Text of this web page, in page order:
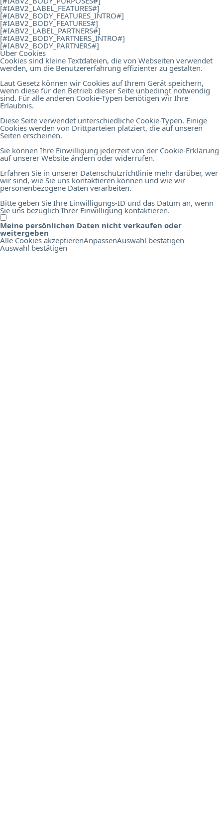
[#IABV2_LABEL_FEATURES#]
[#IABV2_BODY_FEATURES_INTRO#]
[#IABV2_BODY_FEATURES#]
[#IABV2_LABEL_PARTNERS#]
[#IABV2_BODY_PARTNERS_INTRO#]
[#IABV2_BODY_PARTNERS#]
Über Cookies
Cookies sind kleine Textdateien, die von Webseiten verwendet
werden, um die Benutzererfahrung effizienter zu gestalten.
Laut Gesetz können wir Cookies auf Ihrem Gerät speichern,
wenn diese für den Betrieb dieser Seite unbedingt notwendig
sind. Für alle anderen Cookie-Typen benötigen wir Ihre
Erlaubnis.
Diese Seite verwendet unterschiedliche Cookie-Typen. Einige
Cookies werden von Drittparteien platziert, die auf unseren
Seiten erscheinen.
Sie können Ihre Einwilligung jederzeit von der Cookie-Erklärung
auf unserer Website ändern oder widerrufen.
Erfahren Sie in unserer Datenschutzrichtlinie mehr darüber, wer
wir sind, wie Sie uns kontaktieren können und wie wir
personenbezogene Daten verarbeiten.
Bitte geben Sie Ihre Einwilligungs-ID und das Datum an, wenn
Sie uns bezüglich Ihrer Einwilligung kontaktieren.
Meine persönlichen Daten nicht verkaufen oder
weitergeben
Alle Cookies akzeptierenAnpassenAuswahl bestätigen
Auswahl bestätigen